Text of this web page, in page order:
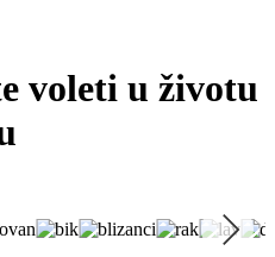
voleti u životu